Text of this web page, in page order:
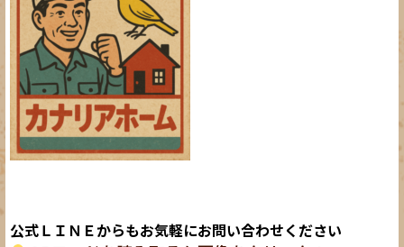
公式ＬＩＮＥからもお気軽にお問い合わせください